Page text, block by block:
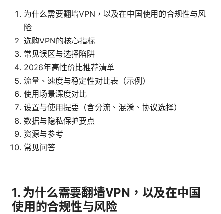
为什么需要翻墙VPN，以及在中国使用的合规性与风
险
选购VPN的核心指标
常见误区与选择陷阱
2026年高性价比推荐清单
流量、速度与稳定性对比表（示例）
使用场景深度对比
设置与使用提要（含分流、混淆、协议选择）
数据与隐私保护要点
资源与参考
常见问答
1. 为什么需要翻墙VPN，以及在中国
使用的合规性与风险